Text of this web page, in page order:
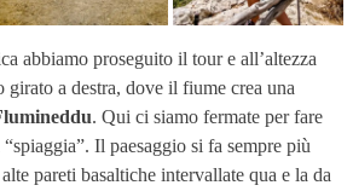
abbiamo proseguito il tour e all’altezza
a destra, dove il fiume crea una
. Qui ci siamo fermate per fare
Il paesaggio si fa sempre più
pareti basaltiche intervallate qua e la da